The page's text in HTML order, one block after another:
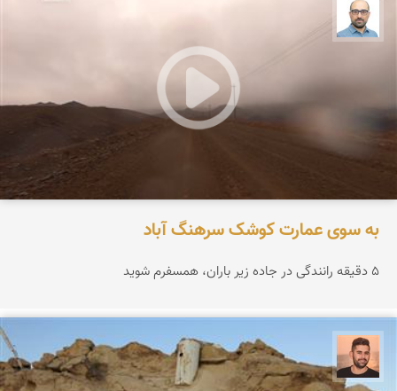
به سوی عمارت کوشک سرهنگ آباد
۵ دقیقه رانندگی در جاده زیر باران، همسفرم شوید
ابراهیم رفیعی